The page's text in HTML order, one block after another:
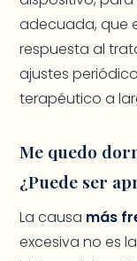
adecuada, que
respuesta al
ajustes
terapéutico a
Me quedo
¿Puede ser
La causa más
excesiva no es